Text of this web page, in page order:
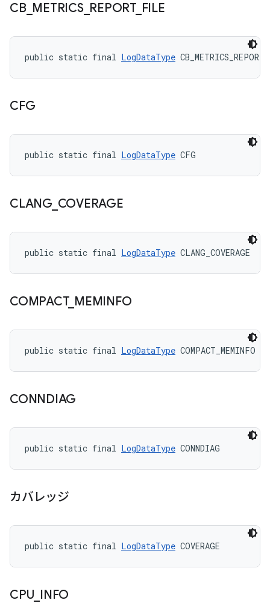
CB_ METRICS_ REPORT_ FILE
public static final LogDataType
CFG
public static final LogDataType CFG
CLANG_ COVERAGE
public static final LogDataType CLANG_COVERAGE
COMPACT_ MEMINFO
public static final LogDataType COMPACT_MEMINFO
CONNDIAG
public static final LogDataType CONNDIAG
カバレッジ
public static final LogDataType COVERAGE
CPU INFO